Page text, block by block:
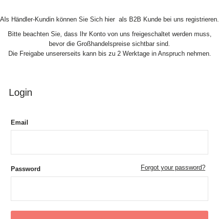
Als Händler-Kundin können Sie Sich hier als B2B Kunde bei uns registrieren.
Bitte beachten Sie, dass Ihr Konto von uns freigeschaltet werden muss,
bevor die Großhandelspreise sichtbar sind.
Die Freigabe unsererseits kann bis zu 2 Werktage in Anspruch nehmen.
Login
Email
Password Forgot your password?